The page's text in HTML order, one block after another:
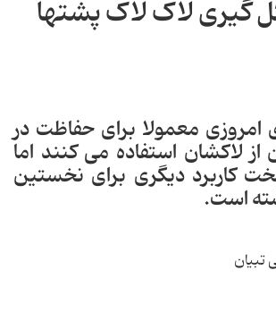
گیری لاک لاک پشتها
معمولا برای حفاظت در
از لاکشان استفاده می کنند اما
کاربرد دیگری برای نخستین
است.